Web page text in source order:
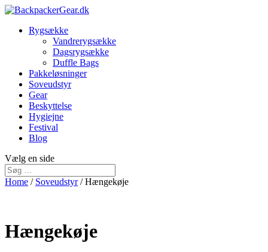
Rygsække
Vandrerygsække
Dagsrygsække
Duffle Bags
Pakkeløsninger
Soveudstyr
Gear
Beskyttelse
Hygiejne
Festival
Blog
Vælg en side
Home / Soveudstyr/ Hængekøje
Hængekøje